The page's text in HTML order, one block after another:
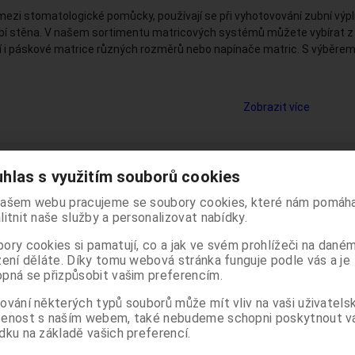
stomatologické pomůcky, používají se při vyhotovování zubní
stěna. V našem sortimentu matricových systémů můžete vybírat
i páskové matrice různých rozměrů nebo napínače matric. S
Zobrazit více
Počet na stránku 20 60
ZP pro odborníky
stomatology je určeno odborným pracovníkům ve
uvedené nejsou určeny pro laickou veřejnost.
stránek potvrzujete, že jste odborníkem ve smyslu
o regulaci reklamy.
že informace obsažené dále na těchto stránkách
nýbrž zdravotnickým odborníkům, a to se všemi
plynoucími pro laickou veřejnost.
s využitím souborů cookies
webu pracujeme se soubory cookies, které nám
naše služby a personalizovat nabídky.
cookies si pamatují, co a jak ve svém prohlížeči na daném
děláte. Díky tomu webová stránka funguje podle vás a je
se přizpůsobit vašim preferencím.
některých typů souborů může mít vliv na vaši
s naším webem, také nebudeme schopni poskytnout
na základě vašich preferencí.